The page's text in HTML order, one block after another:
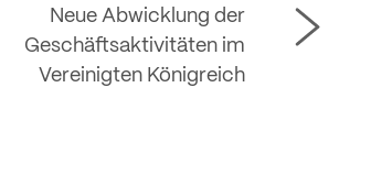
Neue Abwicklung der
Geschäftsaktivitäten im
Vereinigten Königreich